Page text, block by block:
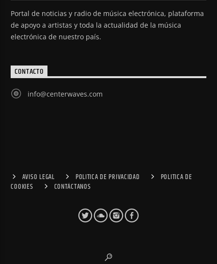
Portal de noticias y radio de música electrónica, plataforma
de apoyo a artistas y toda la actualidad de la música
electrónica de nuestro país.
CONTACTO
info@centerwaves.com
AVISO LEGAL POLITICA DE PRIVACIDAD
POLITICA DE
COOKIES
CONTÁCTANOS